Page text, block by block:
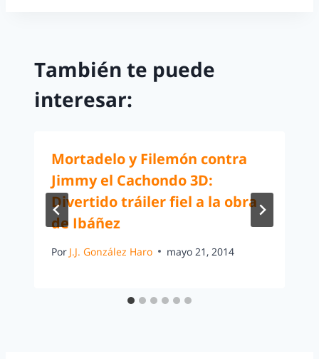
También te puede
interesar:
Mortadelo y Filemón contra
Jimmy el Cachondo 3D:
Divertido tráiler fiel a la obra
de Ibáñez
Por J.J. González Haro mayo 21, 2014